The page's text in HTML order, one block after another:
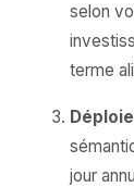
selon
terme
jour